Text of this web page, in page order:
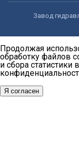
Завод
Продолжая
обработку файлов
и сбора статистики
Я согласен